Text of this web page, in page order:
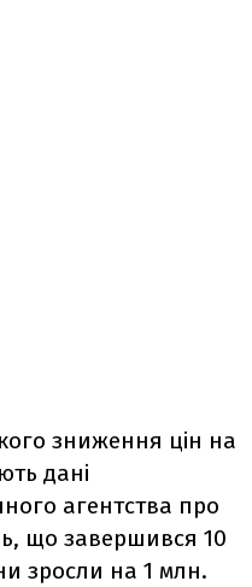
зниження цін на
дані
агентства про
що завершився 10
зросли на 1 млн.